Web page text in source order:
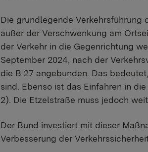
Die grundlegende Verkehrsführung
außer der Verschwenkung am
der Verkehr in die Gegenrichtung
September 2024, nach der
die B 27 angebunden. Das
sind. Ebenso ist das Einfahren in
2). Die Etzelstraße muss jedoch
Der Bund investiert mit dieser
Verbesserung der